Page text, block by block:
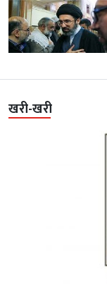
खरी-खरी